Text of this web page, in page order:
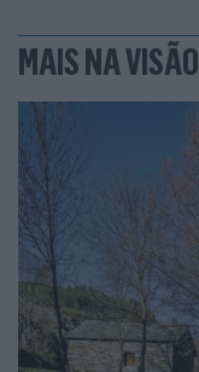
MAIS NA VISÃO